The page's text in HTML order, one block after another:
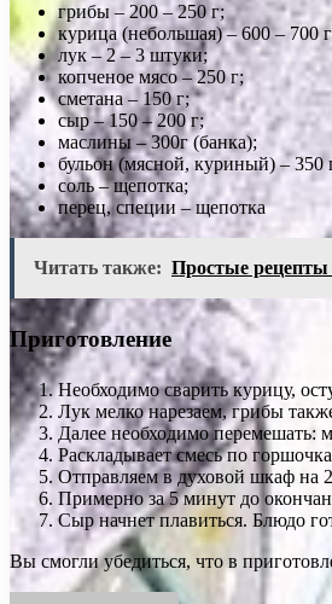
грибы – 200 – 250 г;
курица (небольшая) – 600 – 700
лук – 2 – 3 штуки;
копченое мясо – 250 г;
сметана – 150 г;
сыр – 150 – 200 г;
маслины – 300г (банка);
бульон (мясной, куриный) – 350
соль – щепотка;
перец, специи – щепотка
Читать также: Простые
Приготовление
Необходимо сварить курицу,
Лук мелко нарезаем, грибы
Далее необходимо перемешать:
Раскладывает смесь по
Отправляем в духовой шкаф на
Примерно за 5 минут до
Сыр начнет плавиться. Блюдо
Вы смогли убедиться, что в